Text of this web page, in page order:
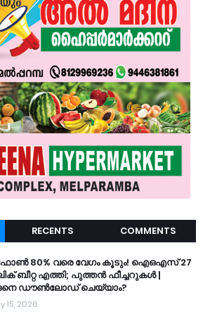
RECENTS COMMENTS
80% വരെ വേഗം കൂടും! ഐഒഎസ് 27
ബീറ്റ എത്തി; പുത്തൻ ഫീച്ചറുകൾ |
ഡൗൺലോഡ് ചെയ്യാം?
15, 2026